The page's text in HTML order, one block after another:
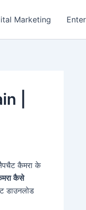
Marketing
|
कैमरा के
कैसे
डाउनलोड